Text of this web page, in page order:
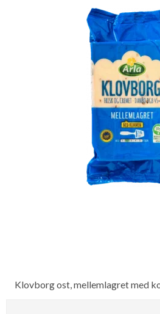
Klovborg ost, mellemlagret med